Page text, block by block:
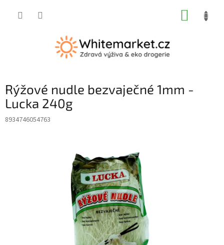
Rýžové nudle bezvaječné 1mm -
Lucka 240g
8934746054763